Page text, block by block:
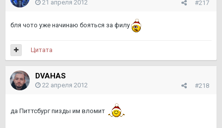
#217
21 апреля 2012
бля чото уже начинаю бояться за филу
Цитата
DVAHAS
#218
22 апреля 2012
да Питтсбург пизды им вломит